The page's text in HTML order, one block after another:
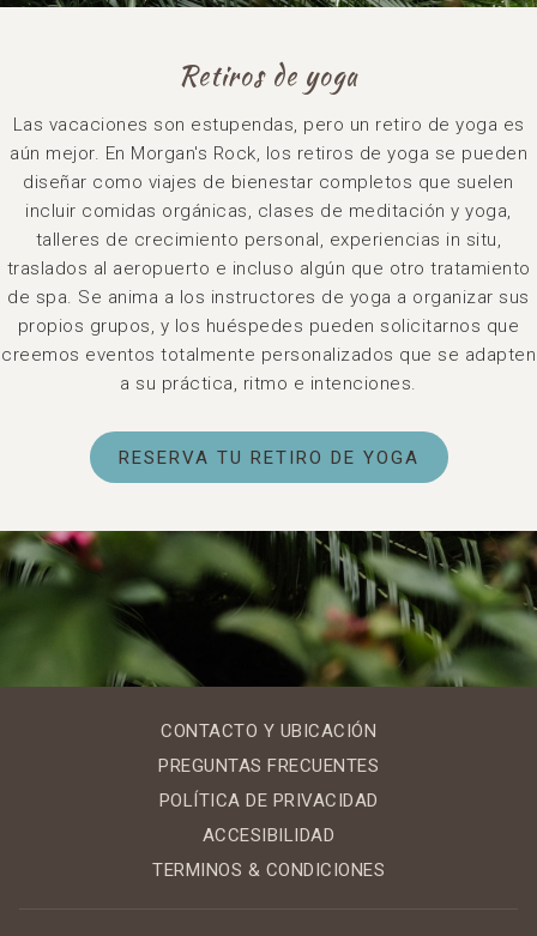
Retiros de yoga
Las vacaciones son estupendas, pero un retiro de yoga es
aún mejor. En Morgan's Rock, los retiros de yoga se pueden
diseñar como viajes de bienestar completos que suelen
incluir comidas orgánicas, clases de meditación y yoga,
talleres de crecimiento personal, experiencias in situ,
traslados al aeropuerto e incluso algún que otro tratamiento
de spa. Se anima a los instructores de yoga a organizar sus
propios grupos, y los huéspedes pueden solicitarnos que
creemos eventos totalmente personalizados que se adapten
a su práctica, ritmo e intenciones.
RESERVA TU RETIRO DE YOGA
CONTACTO Y UBICACIÓN
PREGUNTAS FRECUENTES
POLÍTICA DE PRIVACIDAD
ACCESIBILIDAD
TERMINOS & CONDICIONES